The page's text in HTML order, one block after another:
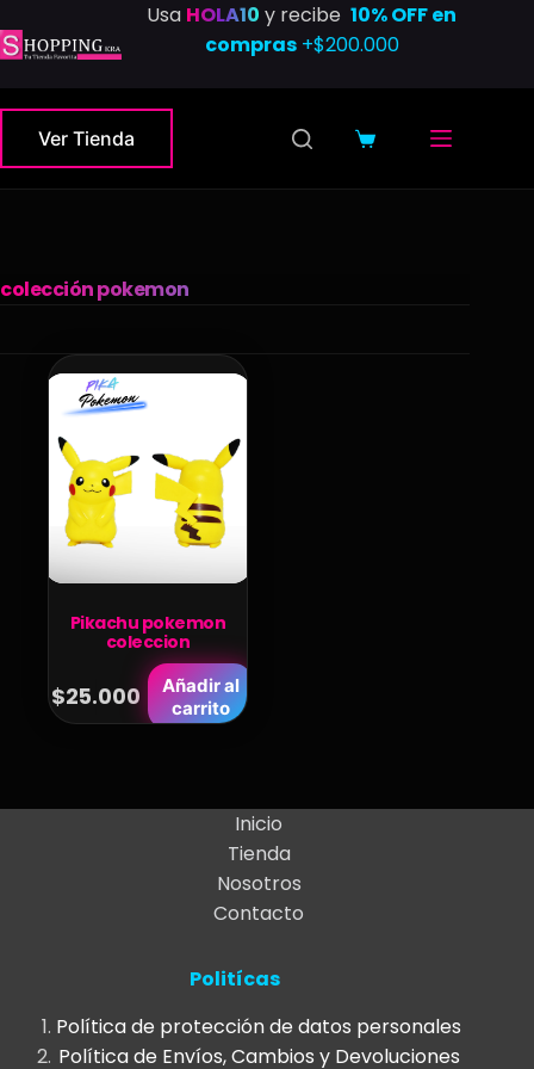
al
Usa HOLA10 y recibe10% OFF en
compras+$200.000
Ver Tienda
Carro
colección pokemon
Pikachu pokemon
coleccion
$25.000
Añadir al
carrito
Inicio
Tienda
Nosotros
Contacto
Politícas
Política de protección de datos personales
Política de Envíos, Cambios y Devoluciones